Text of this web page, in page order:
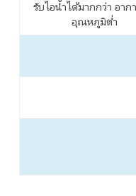
รับไอน้ำได้มากกว่า อาก
อุณหภูมิต่ำ